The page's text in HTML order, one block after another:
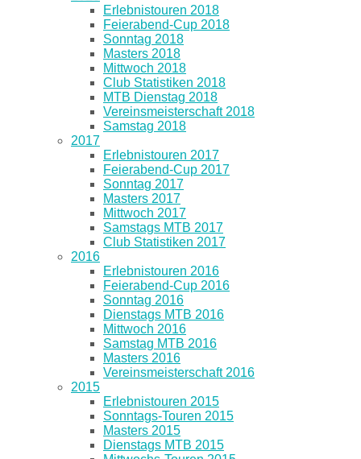
Erlebnistouren 2018
Feierabend-Cup 2018
Sonntag 2018
Masters 2018
Mittwoch 2018
Club Statistiken 2018
MTB Dienstag 2018
Vereinsmeisterschaft 2018
Samstag 2018
2017
Erlebnistouren 2017
Feierabend-Cup 2017
Sonntag 2017
Masters 2017
Mittwoch 2017
Samstags MTB 2017
Club Statistiken 2017
2016
Erlebnistouren 2016
Feierabend-Cup 2016
Sonntag 2016
Dienstags MTB 2016
Mittwoch 2016
Samstag MTB 2016
Masters 2016
Vereinsmeisterschaft 2016
2015
Erlebnistouren 2015
Sonntags-Touren 2015
Masters 2015
Dienstags MTB 2015